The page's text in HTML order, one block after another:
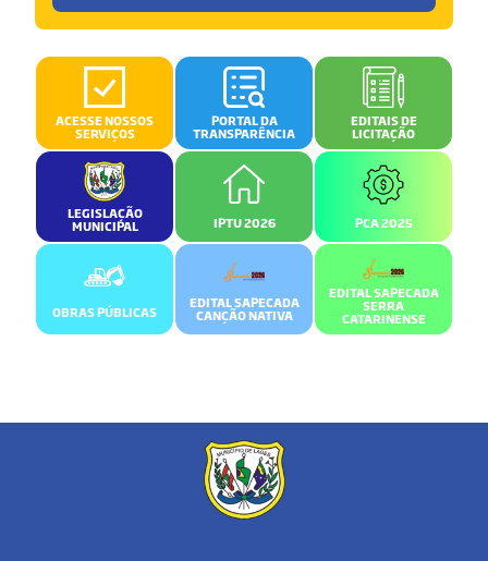
ACESSE NOSSOS
SERVIÇOS
PORTAL DA
TRANSPARÊNCIA
EDITAIS DE
LICITAÇÃO
LEGISLAÇÃO
MUNICIPAL IPTU 2026 PCA 2025
OBRAS PÚBLICAS
EDITAL SAPECADA
CANÇÃO NATIVA
EDITAL SAPECADA
SERRA
CATARINENSE